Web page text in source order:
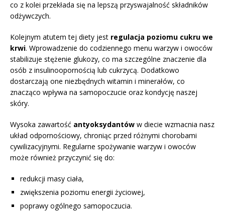
co z kolei przekłada się na lepszą przyswajalność składników
odżywczych.
Kolejnym atutem tej diety jest regulacja poziomu cukru we
krwi. Wprowadzenie do codziennego menu warzyw i owoców
stabilizuje stężenie glukozy, co ma szczególne znaczenie dla
osób z insulinoopornością lub cukrzycą. Dodatkowo
dostarczają one niezbędnych witamin i minerałów, co
znacząco wpływa na samopoczucie oraz kondycję naszej
skóry.
Wysoka zawartość antyoksydantów w diecie wzmacnia nasz
układ odpornościowy, chroniąc przed różnymi chorobami
cywilizacyjnymi. Regularne spożywanie warzyw i owoców
może również przyczynić się do:
redukcji masy ciała,
zwiększenia poziomu energii życiowej,
poprawy ogólnego samopoczucia.